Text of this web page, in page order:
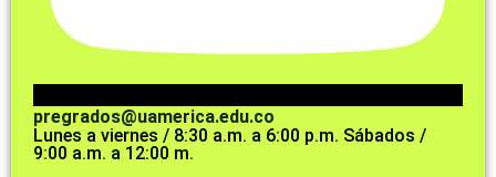
pregrados@uamerica.edu.co
Lunes a viernes / 8:30 a.m. a 6:00 p.m. Sábados /
9:00 a.m. a 12:00 m.